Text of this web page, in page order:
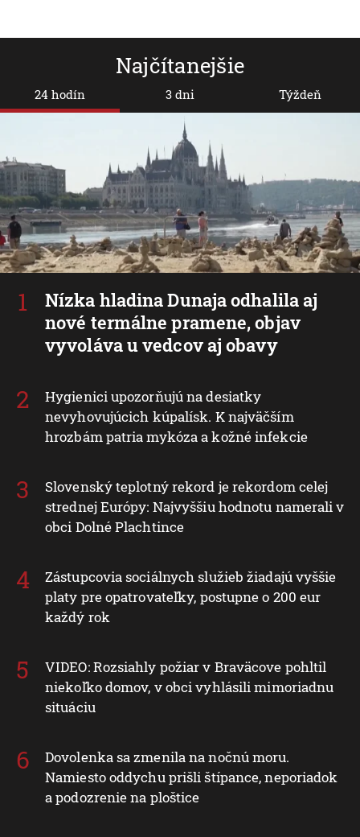
Najčítanejšie
24 hodín
Nízka hladina Dunaja odhalila aj
nové termálne pramene, objav
vyvoláva u vedcov aj obavy
Hygienici upozorňujú na desiatky
nevyhovujúcich kúpalísk. K najväčším
hrozbám patria mykóza a kožné infekcie
Slovenský teplotný rekord je rekordom celej
strednej Európy: Najvyššiu hodnotu namerali v
obci Dolné Plachtince
Zástupcovia sociálnych služieb žiadajú vyššie
platy pre opatrovateľky, postupne o 200 eur
každý rok
VIDEO: Rozsiahly požiar v Braväcove pohltil
niekoľko domov, v obci vyhlásili mimoriadnu
situáciu
Dovolenka sa zmenila na nočnú moru.
Namiesto oddychu prišli štípance, neporiadok
a podozrenie na ploštice
3 dni Týždeň